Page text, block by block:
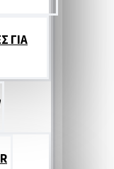
ΓΙΑ